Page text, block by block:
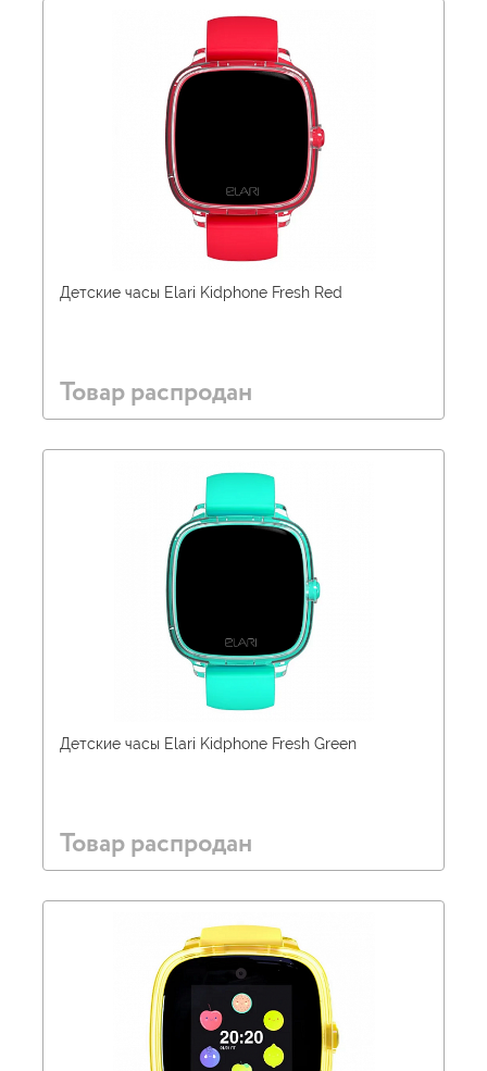
Детские часы Elari Kidphone Fresh Red
Товар распродан
Детские часы Elari Kidphone Fresh Green
Товар распродан